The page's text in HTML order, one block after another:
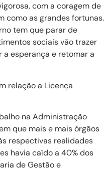
com a coragem de
como as grandes fortunas.
tem que parar de
sociais vão trazer
a esperança e retomar a
relação a Licença
na Administração
que mais e mais órgãos
respectivas realidades
havia caído a 40% dos
de Gestão e